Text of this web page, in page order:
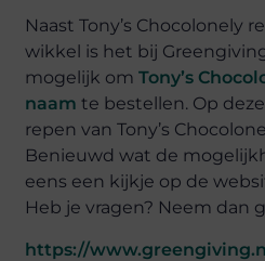
Naast Tony’s Chocolonely
wikkel is het bij
mogelijk omTony’s
naam te bestellen. Op
repen van Tony’s
Benieuwd wat de
eens een kijkje op de
Heb je vragen? Neem dan
https://